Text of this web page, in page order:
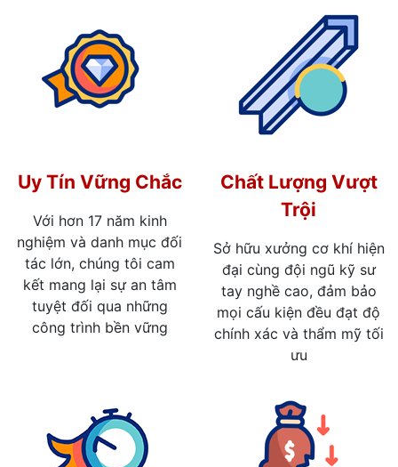
Uy Tín Vững Chắc
Với hơn 17 năm kinh
nghiệm và danh mục đối
tác lớn, chúng tôi cam
kết mang lại sự an tâm
tuyệt đối qua những
công trình bền vững
Chất Lượng Vượt
Trội
Sở hữu xưởng cơ khí hiện
đại cùng đội ngũ kỹ sư
tay nghề cao, đảm bảo
mọi cấu kiện đều đạt độ
chính xác và thẩm mỹ tối
ưu